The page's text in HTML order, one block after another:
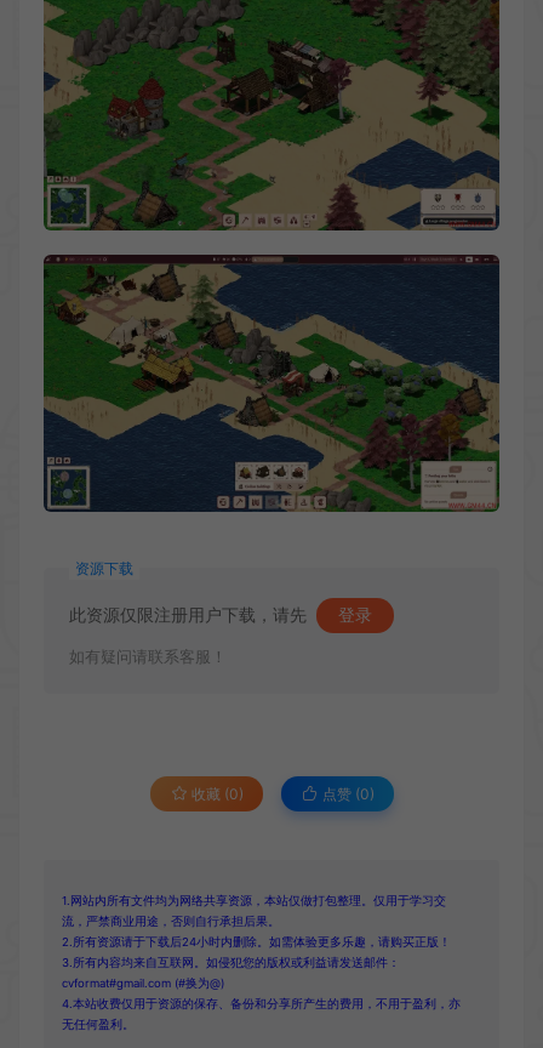
资源下载
此资源仅限注册用户下载，请先 登录
如有疑问请联系客服！
收藏 (0) 点赞 (0)
1.网站内所有文件均为网络共享资源，本站仅做打包整理。仅用于学习交
流，严禁商业用途，否则自行承担后果。
2.所有资源请于下载后24小时内删除。如需体验更多乐趣，请购买正版！
3.所有内容均来自互联网。如侵犯您的版权或利益请发送邮件：
cvformat#gmail.com (#换为@)
4.本站收费仅用于资源的保存、备份和分享所产生的费用，不用于盈利，亦
无任何盈利。